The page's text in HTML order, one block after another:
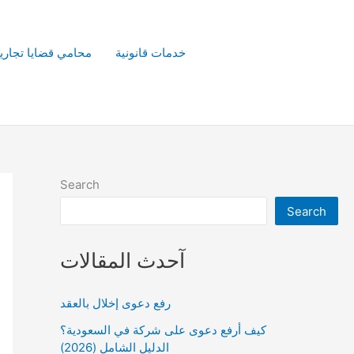
محامي قضايا خدمات قانونية
Search
Search
آحدث المقالات
رفع دعوى إخلال بالعقد
كيف أرفع دعوى على شركة في السعودية؟
الدليل الشامل (2026)